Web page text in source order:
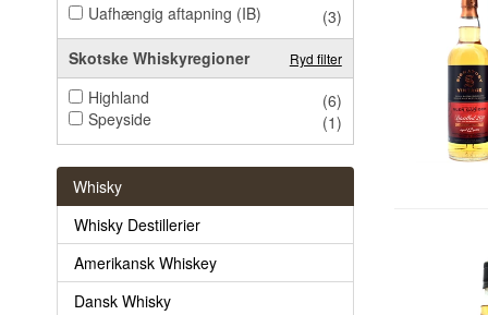
Uafhængig aftapning (IB)
(3)
Skotske Whiskyregioner
Ryd filter
Highland
(6)
Speyside
(1)
Whisky
Whisky Destillerier
Amerikansk Whiskey
Dansk Whisky